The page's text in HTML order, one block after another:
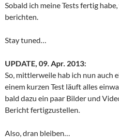
Sobald ich meine Tests fertig
berichten.
Stay tuned…
UPDATE, 09. Apr. 2013:
So, mittlerweile hab ich nun auch
einem kurzen Test läuft alles
bald dazu ein paar Bilder und
Bericht fertigzustellen.
Also, dran bleiben…